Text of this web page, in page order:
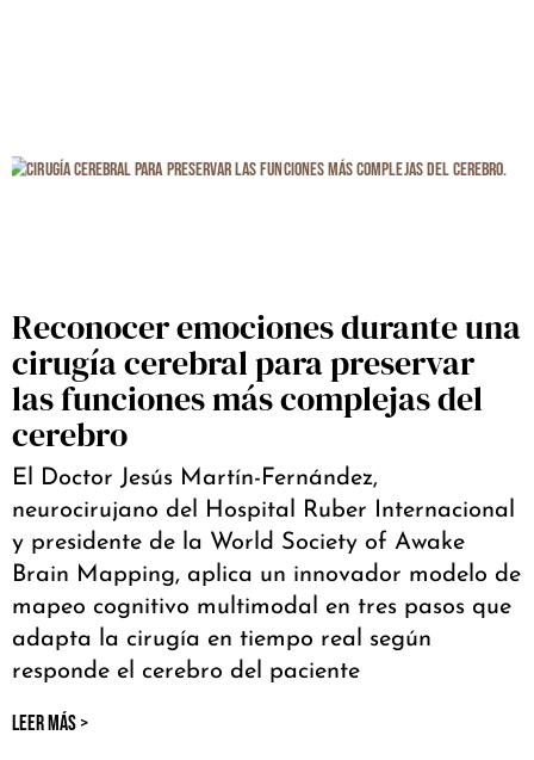
Reconocer emociones durante una
cirugía cerebral para preservar
las funciones más complejas del
cerebro
El Doctor Jesús Martín-Fernández,
neurocirujano del Hospital Ruber Internacional
y presidente de la World Society of Awake
Brain Mapping, aplica un innovador modelo de
mapeo cognitivo multimodal en tres pasos que
adapta la cirugía en tiempo real según
responde el cerebro del paciente
LEER MÁS >